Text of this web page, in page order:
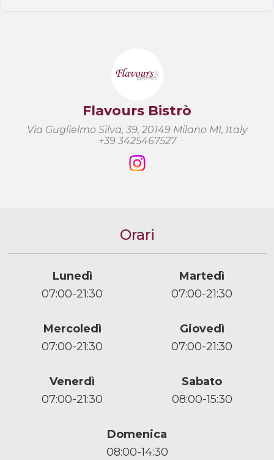
Flavours Bistrò
Via Guglielmo Silva, 39, 20149 Milano MI, Italy
+39 3425467527
Orari
Lunedì
07:00-21:30
Martedì
07:00-21:30
Mercoledì
07:00-21:30
Giovedì
07:00-21:30
Venerdì
07:00-21:30
Sabato
08:00-15:30
Domenica
08:00-14:30